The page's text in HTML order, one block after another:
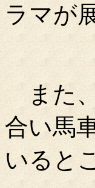
ラマが
また、
合い馬
いると